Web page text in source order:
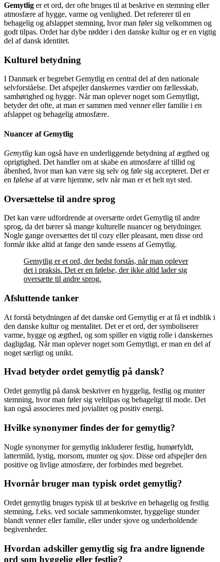
Gemytlig er et ord, der ofte bruges til at beskrive en stemning eller
atmosfære af hygge, varme og venlighed. Det refererer til en
behagelig og afslappet stemning, hvor man føler sig velkommen og
godt tilpas. Ordet har dybe rødder i den danske kultur og er en vigtig
del af dansk identitet.
Kulturel betydning
I Danmark er begrebet Gemytlig en central del af den nationale
selvforståelse. Det afspejler danskernes værdier om fællesskab,
samhørighed og hygge. Når man oplever noget som Gemytligt,
betyder det ofte, at man er sammen med venner eller familie i en
afslappet og behagelig atmosfære.
Nuancer af Gemytlig
Gemytlig kan også have en underliggende betydning af ægthed og
oprigtighed. Det handler om at skabe en atmosfære af tillid og
åbenhed, hvor man kan være sig selv og føle sig accepteret. Det er
en følelse af at være hjemme, selv når man er et helt nyt sted.
Oversættelse til andre sprog
Det kan være udfordrende at oversætte ordet Gemytlig til andre
sprog, da det bærer så mange kulturelle nuancer og betydninger.
Nogle gange oversættes det til cozy eller pleasant, men disse ord
formår ikke altid at fange den sande essens af Gemytlig.
Gemytlig er et ord, der bedst forstås, når man oplever
det i praksis. Det er en følelse, der ikke altid lader sig
oversætte til andre sprog.
Afsluttende tanker
At forstå betydningen af det danske ord Gemytlig er at få et indblik i
den danske kultur og mentalitet. Det er et ord, der symboliserer
varme, hygge og ægthed, og som spiller en vigtig rolle i danskernes
dagligdag. Når man oplever noget som Gemytligt, er man en del af
noget særligt og unikt.
Hvad betyder ordet gemytlig på dansk?
Ordet gemytlig på dansk beskriver en hyggelig, festlig og munter
stemning, hvor man føler sig veltilpas og behageligt til mode. Det
kan også associeres med jovialitet og positiv energi.
Hvilke synonymer findes der for gemytlig?
Nogle synonymer for gemytlig inkluderer festlig, humørfyldt,
lattermild, lystig, morsom, munter og sjov. Disse ord afspejler den
positive og livlige atmosfære, der forbindes med begrebet.
Hvornår bruger man typisk ordet gemytlig?
Ordet gemytlig bruges typisk til at beskrive en behagelig og festlig
stemning, f.eks. ved sociale sammenkomster, hyggelige stunder
blandt venner eller familie, eller under sjove og underholdende
begivenheder.
Hvordan adskiller gemytlig sig fra andre lignende
ord som hyggelig eller festlig?